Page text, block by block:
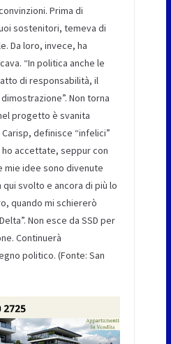
Prima di
sostenitori, temeva di
Da loro, invece, ha
“In politica anche le
di responsabilità, il
Non torna
progetto è svanita
definisce “infelici”
accettate, seppur con
mie idee sono divenute
svolto e ancora di più lo
quando mi schiererò
Non esce da SSD per
Continuerà
politico. (Fonte: San